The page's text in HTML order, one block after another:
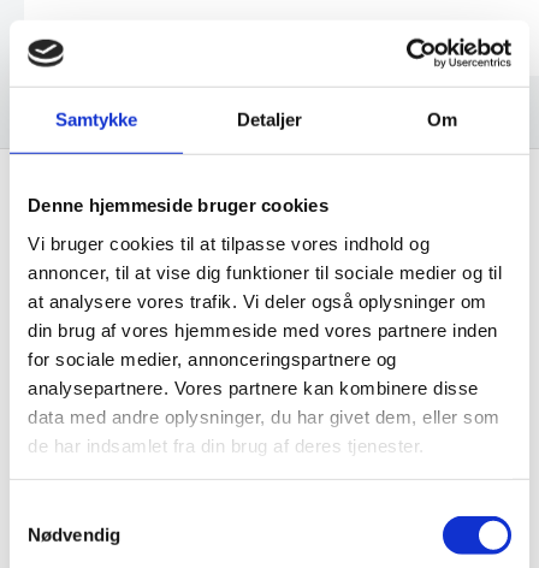
Samtykke Detaljer Om
Denne hjemmeside bruger cookies
Vi bruger cookies til at tilpasse vores indhold og
annoncer, til at vise dig funktioner til sociale medier og til
at analysere vores trafik. Vi deler også oplysninger om
din brug af vores hjemmeside med vores partnere inden
for sociale medier, annonceringspartnere og
analysepartnere. Vores partnere kan kombinere disse
data med andre oplysninger, du har givet dem, eller som
de har indsamlet fra din brug af deres tjenester.
Nødvendig
Få de bedste tilbud først!
Husk at tilmelde dig vores nyhedsbrev og vær først
til de bedste tilbud. Og bare rolig, vi spammer dig
ikke, men sender kun relevante tilbud og
informationer til dig.